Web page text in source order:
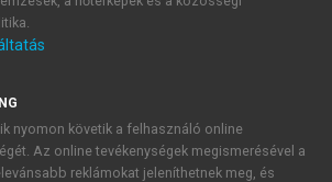
nyomon követik a felhasználó online
Az online tevékenységek megismerésével a
reklámokat jeleníthetnek meg, és